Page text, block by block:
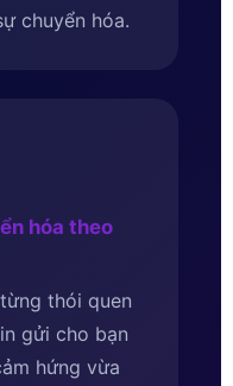
chuyển hóa.
hóa theo
thói quen
gửi cho bạn
hứng vừa